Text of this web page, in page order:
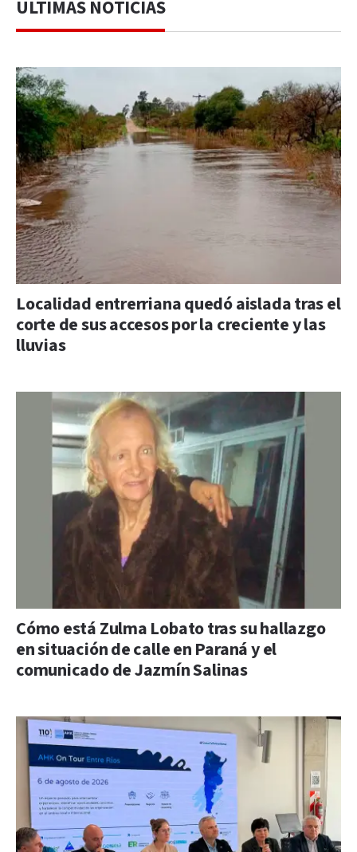
ÚLTIMAS NOTICIAS
Localidad entrerriana quedó aislada tras el
corte de sus accesos por la creciente y las
lluvias
Cómo está Zulma Lobato tras su hallazgo
en situación de calle en Paraná y el
comunicado de Jazmín Salinas